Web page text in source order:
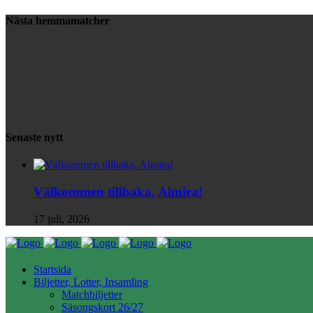
Nästa hemmamatcher
Senaste nytt
Välkommen tillbaka, Almira!
17 juli, 2026
Startsida
Biljetter, Lotter, Insamling
Matchbiljetter
Säsongskort 26/27